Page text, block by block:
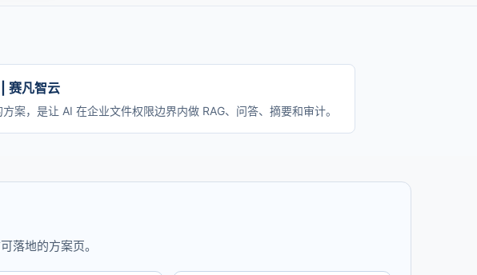
赛凡智云
，是让 AI 在企业文件权限边界内做 RAG、问答、摘要和审计。
落地的方案页。